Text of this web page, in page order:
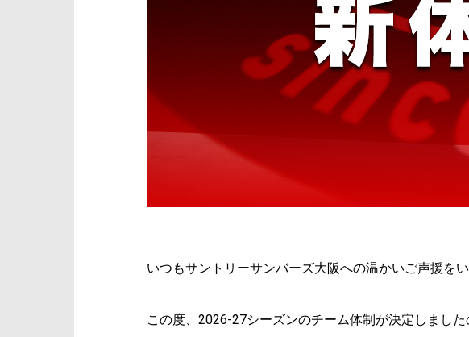
いつもサントリーサンバーズ大阪への温かいご声援を
この度、2026-27シーズンのチーム体制が決定しまし